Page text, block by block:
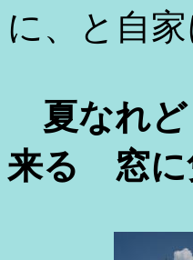
に、と自
夏なれ
来る 窓に